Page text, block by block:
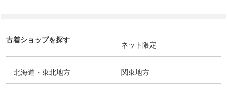
古着ショップを探す
ネット限定
北海道・東北地方 関東地方